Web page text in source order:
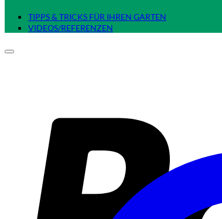
TIPPS & TRICKS FÜR IHREN GARTEN
VIDEOS/REFERENZEN